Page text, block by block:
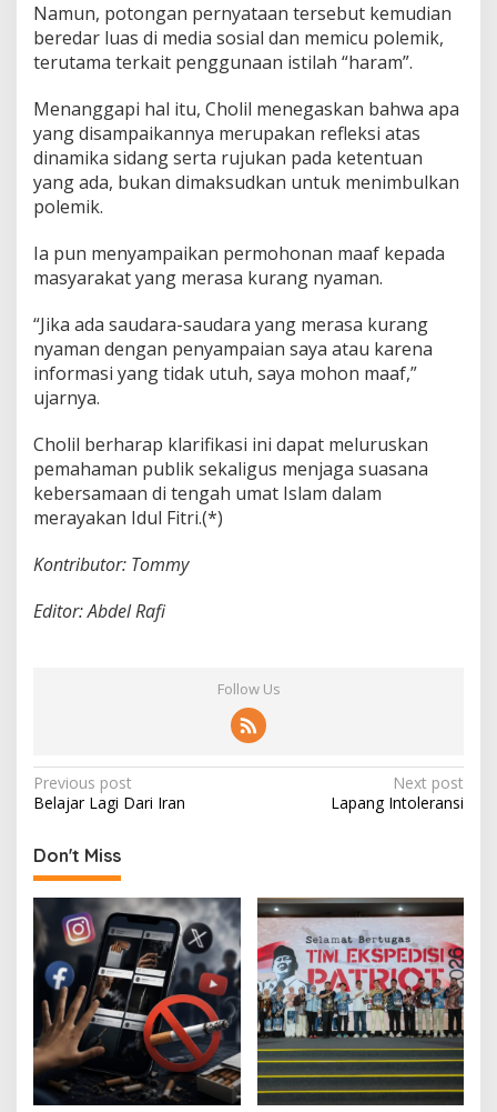
Namun, potongan pernyataan tersebut kemudian
beredar luas di media sosial dan memicu polemik,
terutama terkait penggunaan istilah “haram”.
Menanggapi hal itu, Cholil menegaskan bahwa apa
yang disampaikannya merupakan refleksi atas
dinamika sidang serta rujukan pada ketentuan
yang ada, bukan dimaksudkan untuk menimbulkan
polemik.
Ia pun menyampaikan permohonan maaf kepada
masyarakat yang merasa kurang nyaman.
“Jika ada saudara-saudara yang merasa kurang
nyaman dengan penyampaian saya atau karena
informasi yang tidak utuh, saya mohon maaf,”
ujarnya.
Cholil berharap klarifikasi ini dapat meluruskan
pemahaman publik sekaligus menjaga suasana
kebersamaan di tengah umat Islam dalam
merayakan Idul Fitri.(*)
Kontributor: Tommy
Editor: Abdel Rafi
Follow Us
P
o
s
t
n
a
v
g
a
t
Previous post
Belajar Lagi Dari Iran
Next post
Lapang Intoleransi
Don't Miss